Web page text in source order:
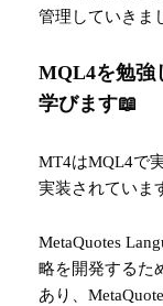
管理していきま
MQL4を勉強
学びます📖
MT4はMQL4で
実装されていま
MetaQuotes
略を開発するた
あり、